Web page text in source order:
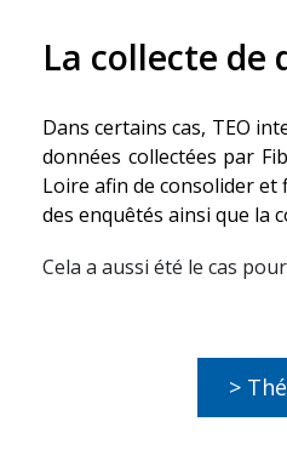
La collecte de
Dans certains cas, TEO
données collectées par
Loire afin de consolider et
des enquêtés ainsi que la
Cela a aussi été le cas pour
>